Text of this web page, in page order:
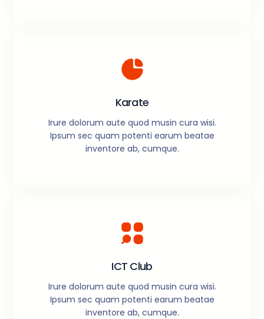
Karate
Irure dolorum aute quod musin cura wisi.
Ipsum sec quam potenti earum beatae
inventore ab, cumque.
ICT Club
Irure dolorum aute quod musin cura wisi.
Ipsum sec quam potenti earum beatae
inventore ab, cumque.